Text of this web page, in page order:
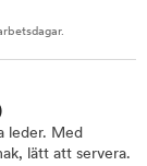
leder. Med
lätt att servera.